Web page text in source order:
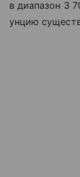
в диапазон 3
унцию